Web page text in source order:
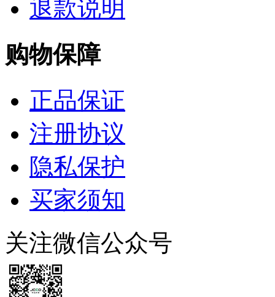
退款说明
购物保障
正品保证
注册协议
隐私保护
买家须知
关注微信公众号